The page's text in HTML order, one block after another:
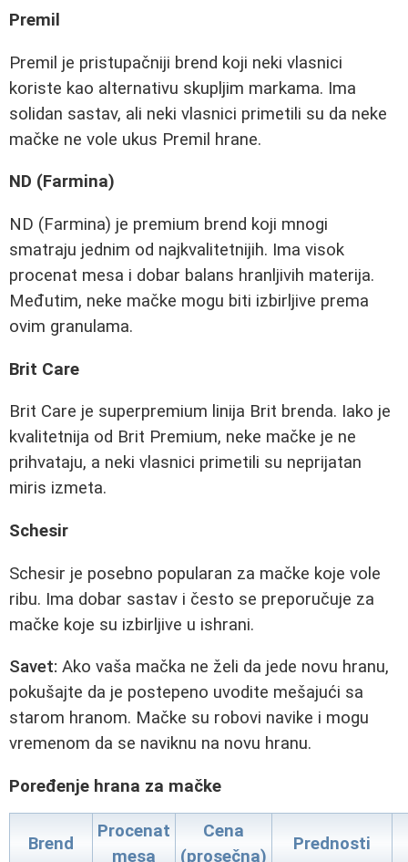
Premil
Premil je pristupačniji brend koji neki vlasnici
koriste kao alternativu skupljim markama. Ima
solidan sastav, ali neki vlasnici primetili su da neke
mačke ne vole ukus Premil hrane.
ND (Farmina)
ND (Farmina) je premium brend koji mnogi
smatraju jednim od najkvalitetnijih. Ima visok
procenat mesa i dobar balans hranljivih materija.
Međutim, neke mačke mogu biti izbirljive prema
ovim granulama.
Brit Care
Brit Care je superpremium linija Brit brenda. Iako je
kvalitetnija od Brit Premium, neke mačke je ne
prihvataju, a neki vlasnici primetili su neprijatan
miris izmeta.
Schesir
Schesir je posebno popularan za mačke koje vole
ribu. Ima dobar sastav i često se preporučuje za
mačke koje su izbirljive u ishrani.
Savet: Ako vaša mačka ne želi da jede novu hranu,
pokušajte da je postepeno uvodite mešajući sa
starom hranom. Mačke su robovi navike i mogu
vremenom da se naviknu na novu hranu.
Poređenje hrana za mačke
Brend
Procenat
mesa
Cena
(prosečna)
Prednosti